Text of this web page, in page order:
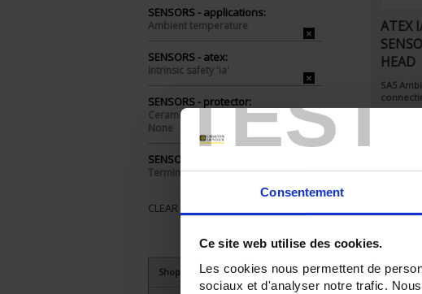
TEST
Consentement
Ce site web utilise des cookies.
Les cookies nous permettent de
sociaux et d'analyser notre trafic.
SENSORS - applications:
Ambient temperature
SENSORS - atex:
Intrinsic safety 'ia'
SENSORS - protector:
Ceramic/alumina sheath
None
SENSORS - electrical connection:
Terminal block+head
CLEAR ALL
Shop By
ATEX
HEAD
SA5